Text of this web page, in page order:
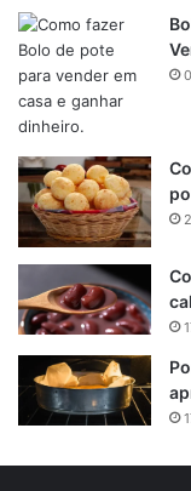
Unte e enfarinhe a
aproximadamente
Faça o teste do
desenformar.